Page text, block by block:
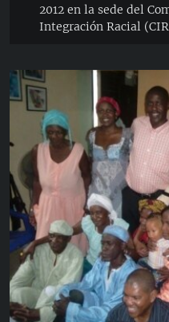
2012 en la sede del
Integración Racial